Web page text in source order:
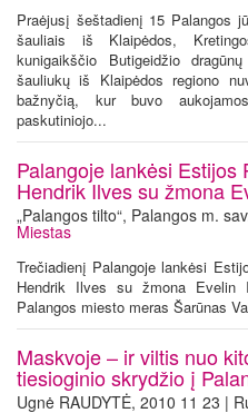
Praėjusį šeštadienį 15 Palangos
šauliais iš Klaipėdos,
kunigaikščio Butigeidžio
šauliukų iš Klaipėdos regiono
bažnyčią, kur buvo
paskutiniojo...
Palangoje lankėsi Estijos
Hendrik Ilves su žmona
„Palangos tilto“, Palangos m.
Miestas
Trečiadienį Palangoje lankėsi
Hendrik Ilves su žmona Evelin
Palangos miesto meras Šarūnas
Maskvoje – ir viltis nuo
tiesioginio skrydžio į
Ugnė RAUDYTĖ, 2010 11 23 |